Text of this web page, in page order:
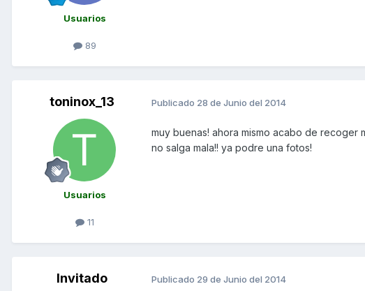
Usuarios
89
toninox_13
Usuarios
11
Publicado 28 de Junio del 2014
muy buenas! ahora mismo acabo de recoger
no salga mala!! ya podre una fotos!
Invitado Publicado 29 de Junio del 2014